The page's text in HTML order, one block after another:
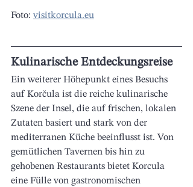
Foto: visitkorcula.eu
Kulinarische Entdeckungsreise
Ein weiterer Höhepunkt eines Besuchs
auf Korčula ist die reiche kulinarische
Szene der Insel, die auf frischen, lokalen
Zutaten basiert und stark von der
mediterranen Küche beeinflusst ist. Von
gemütlichen Tavernen bis hin zu
gehobenen Restaurants bietet Korcula
eine Fülle von gastronomischen